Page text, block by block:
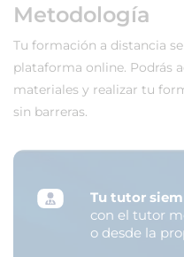
Metodología
Tu formación a distancia
plataforma online. Podrás
materiales y realizar tu
sin barreras.
Tu tutor
con el tutor
o desde la